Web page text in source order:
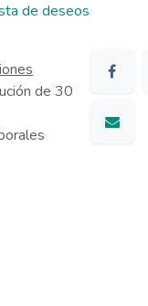
de deseos
de 30